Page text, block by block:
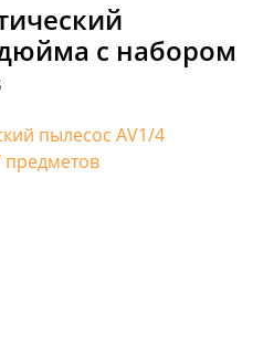
с набором